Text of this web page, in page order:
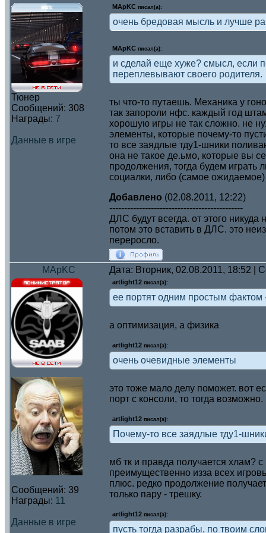
Тюнер
Сообщений: 308
Награды: 7
Данные в игре
MApKC писал(а):
очень бредовая мысль и лучше
MApKC писал(а):
и сделай еще хуже? смысл, если
переплевывают своего родителя.
ты что-то путаешь. Механика у
так запороли нфс. каждый год
хорошую игры не так сложно. не
элементы, которые почему-то
то все заядлые тду1-шники
она не такое де.ьмо, которые вы
продолжения, тогда будем играть
социалки, либо (самое ожидаемое)
Добавлено (02.08.2011, 12:22)
---------------------------------------------
ДЛС будут всегда. от этого никуда
потом это вставить в ДЛС. это
переросло.
MApKC Дата: Вторник, 02.08.2011, 18:52 |
Сообщений: 39
Награды: 11
Данные в игре
artlight12 писал(а):
ее портят одним простым фактом
а оптимизация, а физика
artlight12 писал(а):
очень очевидные элементы
это тоже мало делу поможет. вот
порт с консоли, то тогда возможно.
artlight12 писал(а):
Почему-то все заядлые тду1-
мб тк и правда получается хлам?
преимущественно изза всех
плюс. редко продолжение
только пару - трешку.
artlight12 писал(а):
пусть тогда разрабы, по твоим